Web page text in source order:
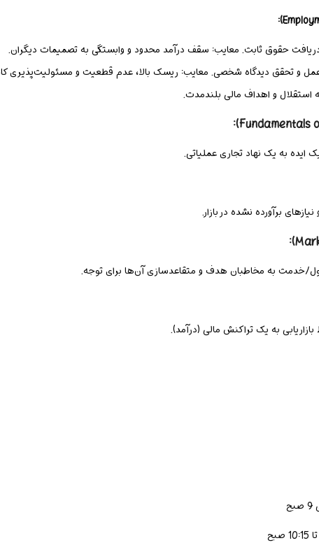
حقوق ثابت. معایب: سقف درآمد محدود و وابستگی به تصمیمات دیگران.
عمل و تحقق دیدگاه شخصی. معایب: ریسک بالا، عدم قطعیت و مسئولیت‌پذیری
استقلال و اهداف مالی بلندمدت.
ایده به یک نهاد تجاری عملیاتی.
برآورده نشده در بازار.
خدمت به مخاطبان هدف و متقاعدسازی آن‌ها برای توجه.
به یک تراکنش مالی (درآمد).